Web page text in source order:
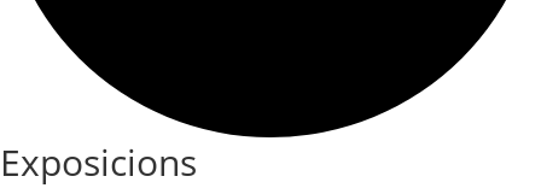
Exposicions